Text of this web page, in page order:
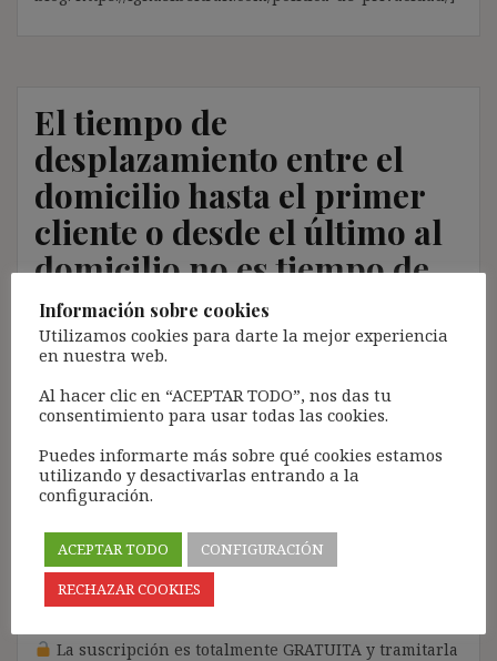
El tiempo de
desplazamiento entre el
domicilio hasta el primer
cliente o desde el último al
domicilio no es tiempo de
trabajo (STS 4/12/2018)
13 febrero, 2019 ibdehere
Nota:
El propósito de este blog es compartir contenido de
forma totalmente GRATUITA.
La proliferación de empresas que utilizan la
lucro y que se apropian del contenido de terceros sin
ningún respeto por los derechos de autor, me ha
llevado a restringir el contenido del blog únicamente
a las personas SUSCRITAS.
La suscripción es totalmente GRATUITA y tramitarla
Información sobre cookies
Utilizamos cookies para darte la mejor experiencia
en nuestra web.
Al hacer clic en “ACEPTAR TODO”, nos das tu
consentimiento para usar todas las cookies.
Puedes informarte más sobre qué cookies estamos
utilizando y desactivarlas entrando a la
configuración.
ACEPTAR TODO
CONFIGURACIÓN
RECHAZAR COOKIES